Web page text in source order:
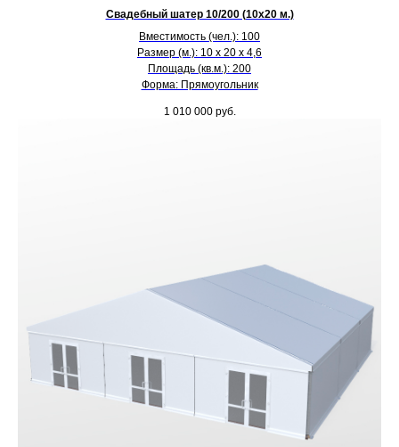
Свадебный шатер 10/200 (10х20 м.)
Вместимость (чел.): 100
Размер (м.): 10 х 20 х 4,6
Площадь (кв.м.): 200
Форма: Прямоугольник
1 010 000 руб.